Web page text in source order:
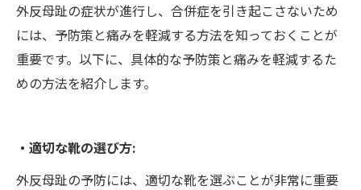
外反母趾の症状が進行し、合併症を引き起こさないため
には、予防策と痛みを軽減する方法を知っておくことが
重要です。以下に、具体的な予防策と痛みを軽減するた
めの方法を紹介します。
・適切な靴の選び方:
外反母趾の予防には、適切な靴を選ぶことが非常に重要